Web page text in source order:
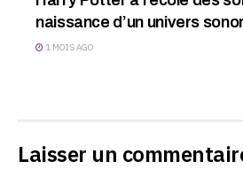
naissance d’un univers
1 MOIS AGO
Laisser un